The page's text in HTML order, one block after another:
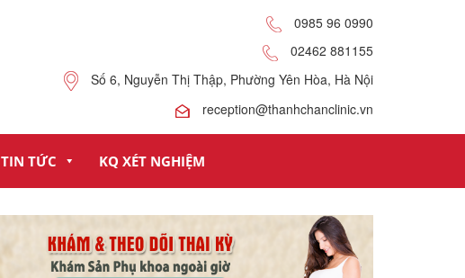
0985 96 0990
02462 881155
Số 6, Nguyễn Thị Thập, Phường Yên Hòa, Hà Nội
reception@thanhchanclinic.vn
TIN TỨC KQ XÉT NGHIỆM